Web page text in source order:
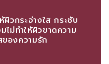
วกระจ่างใส กระชับ
ม่ทำให้ผิวขาดความ
องความรัก